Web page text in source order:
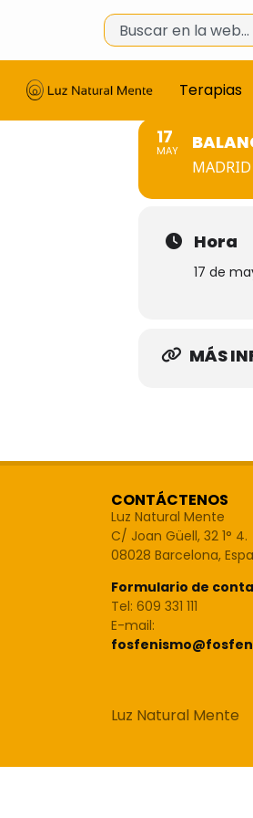
Terapias
17
MAY
MADRID
Hora
17 de
MÁS
CONTÁCTENOS
Luz Natural Mente
C/ Joan Güell, 32 1° 4.
08028 Barcelona,
Formulario de
Tel: 609 331 111
E-mail:
Luz Natural Mente